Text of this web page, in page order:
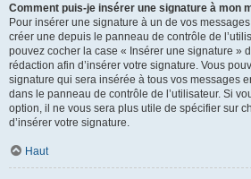
Comment puis-je insérer une signature à mon
Pour insérer une signature à un de vos
créer une depuis le panneau de contrôle de
pouvez cocher la case « Insérer une signature »
rédaction afin d’insérer votre signature. Vous
signature qui sera insérée à tous vos messages
dans le panneau de contrôle de l’utilisateur. Si
option, il ne vous sera plus utile de spécifier sur
d’insérer votre signature.
Haut